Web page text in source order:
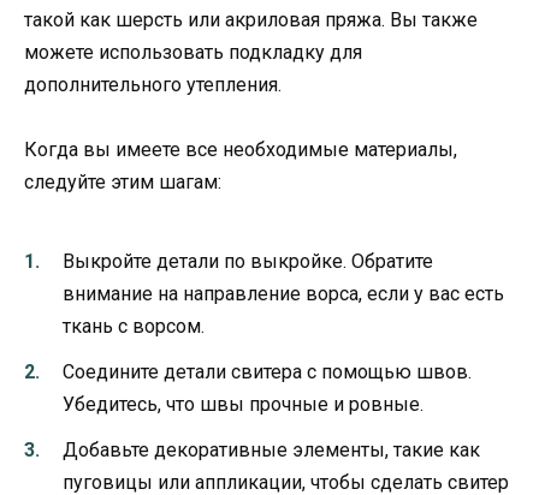
такой как шерсть или акриловая пряжа. Вы также
можете использовать подкладку для
дополнительного утепления.
Когда вы имеете все необходимые материалы,
следуйте этим шагам:
Выкройте детали по выкройке. Обратите
внимание на направление ворса, если у вас есть
ткань с ворсом.
Соедините детали свитера с помощью швов.
Убедитесь, что швы прочные и ровные.
Добавьте декоративные элементы, такие как
пуговицы или аппликации, чтобы сделать свитер